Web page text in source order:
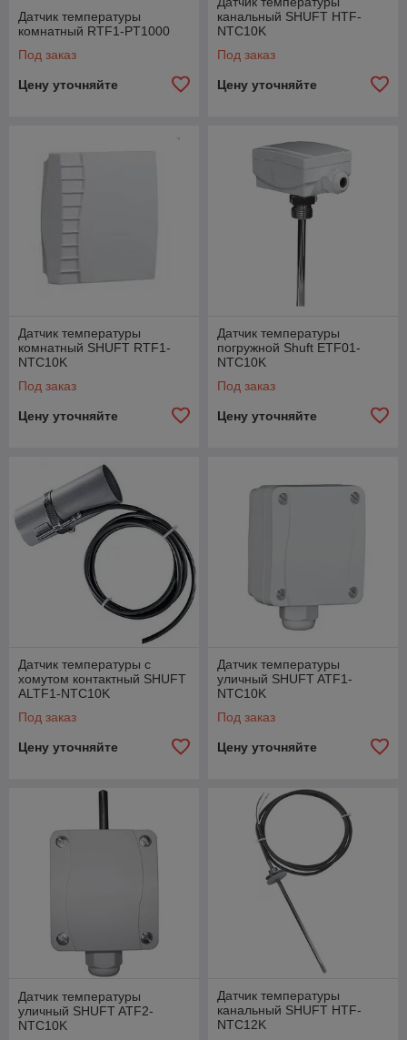
Датчик температуры
комнатный RTF1-PT1000
Под заказ
Цену уточняйте
канальный SHUFT HTF-
NTC10K
Под заказ
Цену уточняйте
Датчик температуры
комнатный SHUFT RTF1-
NTC10K
Под заказ
Цену уточняйте
Датчик температуры
погружной Shuft ETF01-
NTC10K
Под заказ
Цену уточняйте
Датчик температуры с
хомутом контактный SHUFT
ALTF1-NTC10K
Под заказ
Цену уточняйте
Датчик температуры
уличный SHUFT ATF1-
NTC10K
Под заказ
Цену уточняйте
Датчик температуры
уличный SHUFT ATF2-
NTC10K
Датчик температуры
канальный SHUFT HTF-
NTC12K